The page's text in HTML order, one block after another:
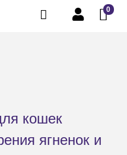
0
кошек
ягненок и